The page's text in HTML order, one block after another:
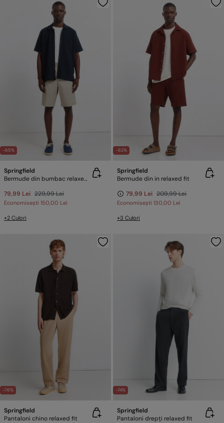
-65%
Springfield
Bermude din bumbac relaxed fit
79,99 Lei 229,99 Lei
Economisești 150,00 Lei
+2 Culori
-62%
Springfield
Bermude din in relaxed fit
79,99 Lei 209,99 Lei
Economisești 130,00 Lei
+3 Culori
-76%
Springfield
Pantaloni chino relaxed fit
-74%
Springfield
Pantaloni drepți relaxed fit